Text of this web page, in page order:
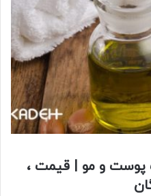
پوست و مو | قیمت ،